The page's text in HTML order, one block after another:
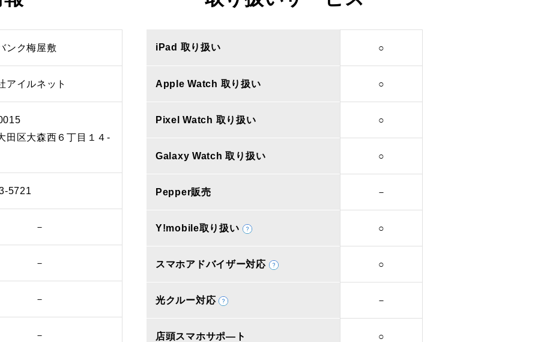
ンク梅屋敷
アイルネット
田区大森西６丁目１４‐
5721
－
－
－
－
iPad 取り扱い ○
Apple Watch 取り扱い ○
Pixel Watch 取り扱い ○
Galaxy Watch 取り扱い ○
Pepper販売 －
Y!mobile取り扱い ○
スマホアドバイザー対応 ○
光クルー対応 －
店頭スマホサポ―ト ○